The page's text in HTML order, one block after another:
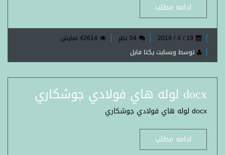
ادامه مطلب
19 / 4 / 2019 54 نظر
42614 نمایش
توسط وبسایت یکتا فایل
docx لوله هاي فولادي جوشكاري
docx لوله هاي فولادي جوشكاري
ادامه مطلب